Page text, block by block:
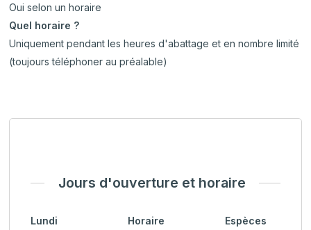
Oui selon un horaire
Quel horaire ?
Uniquement pendant les heures d'abattage et en nombre limité
(toujours téléphoner au préalable)
Jours d'ouverture et horaire
Lundi Horaire Espèces